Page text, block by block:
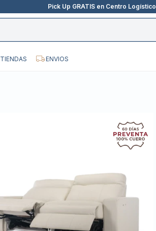
Pick Up GRATIS en Centro Logístico
TIENDAS ENVIOS